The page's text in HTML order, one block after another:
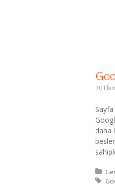
20
daha